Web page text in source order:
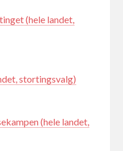
(hele landet,
stortingsvalg)
(hele landet,